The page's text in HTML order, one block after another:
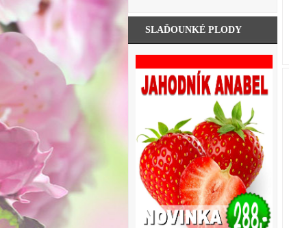
SLAĎOUNKÉ PLODY